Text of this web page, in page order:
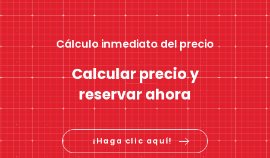
Cálculo inmediato del precio
Calcular precio y
reservar ahora
¡Haga clic aquí!